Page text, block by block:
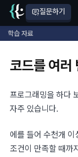
질문하기
학습 자료
코드를 여러
프로그래밍을 하다
자주 있습니다.
에를 들어 수천개 이
조건이 만족할 때까